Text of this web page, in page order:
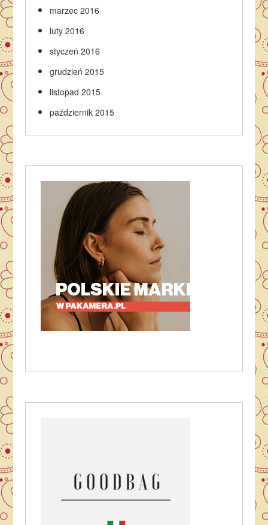
marzec 2016
luty 2016
styczeń 2016
grudzień 2015
listopad 2015
październik 2015